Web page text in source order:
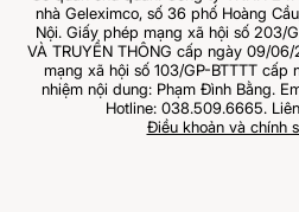
nhà Geleximco, số 36 phố Hoàng
Nội. Giấy phép mạng xã hội số 203/
VÀ TRUYỀN THÔNG cấp ngày 09/
mạng xã hội số 103/GP-BTTTT cấp
nhiệm nội dung: Phạm Đình Bằng.
Hotline: 038.509.6665.
Điều khoản và chính